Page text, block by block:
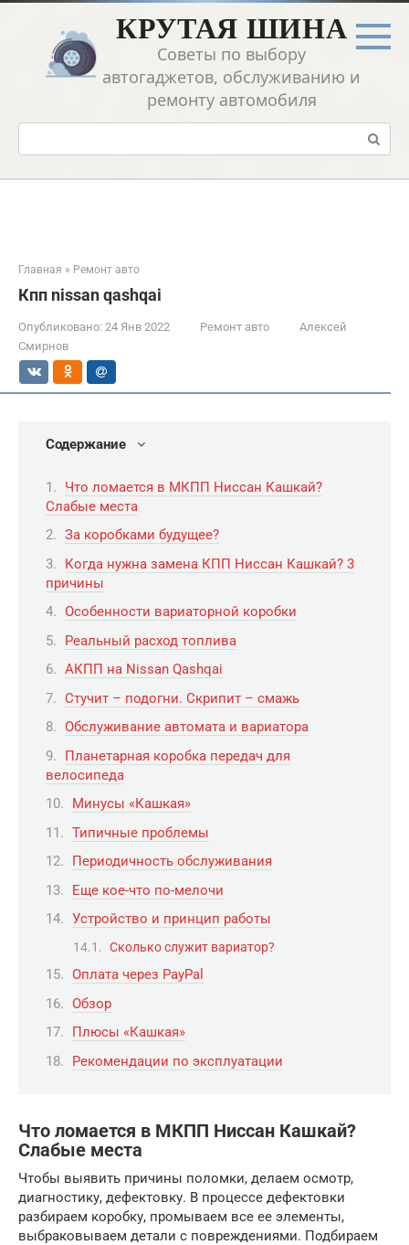
Перейти
контенту
КРУТАЯ ШИНА
Советы по выбору
автогаджетов, обслуживанию и
ремонту автомобиля
Поиск:
Главная » Ремонт авто
Кпп nissan qashqai
Опубликовано: 24 Янв 2022 Ремонт авто
Алексей
Смирнов
Содержание
Что ломается в МКПП Ниссан Кашкай?
Слабые места
За коробками будущее?
Когда нужна замена КПП Ниссан Кашкай? 3
причины
Особенности вариаторной коробки
Реальный расход топлива
АКПП на Nissan Qashqai
Стучит – подогни. Скрипит – смажь
Обслуживание автомата и вариатора
Планетарная коробка передач для
велосипеда
Минусы «Кашкая»
Типичные проблемы
Периодичность обслуживания
Еще кое-что по-мелочи
Устройство и принцип работы
Сколько служит вариатор?
Оплата через PayPal
Обзор
Плюсы «Кашкая»
Рекомендации по эксплуатации
Что ломается в МКПП Ниссан Кашкай?
Слабые места
Чтобы выявить причины поломки, делаем осмотр,
диагностику, дефектовку. В процессе дефектовки
разбираем коробку, промываем все ее элементы,
выбраковываем детали с повреждениями. Подбираем